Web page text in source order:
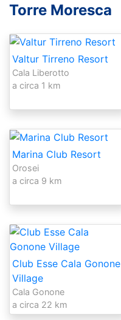
Torre Moresca
Valtur Tirreno Resort
Cala Liberotto
a circa 1 km
Marina Club Resort
Orosei
a circa 9 km
Club Esse Cala Gonone
Village
Cala Gonone
a circa 22 km